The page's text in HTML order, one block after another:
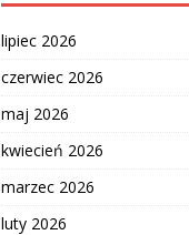
lipiec 2026
czerwiec 2026
maj 2026
kwiecień 2026
marzec 2026
luty 2026